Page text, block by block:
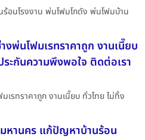
อนโรงงาน พ่นโฟมโกดัง พ่นโฟมบ้าน
พ่นโฟมเรทราคาถูก งานเนี๊ยบ
ะกันความพึงพอใจ ติดต่อเรา
รทราคาถูก งานเนี๊ยบ ทั่วไทย ไม่ทิ้ง
หานคร แก้ปัญหาบ้านร้อน